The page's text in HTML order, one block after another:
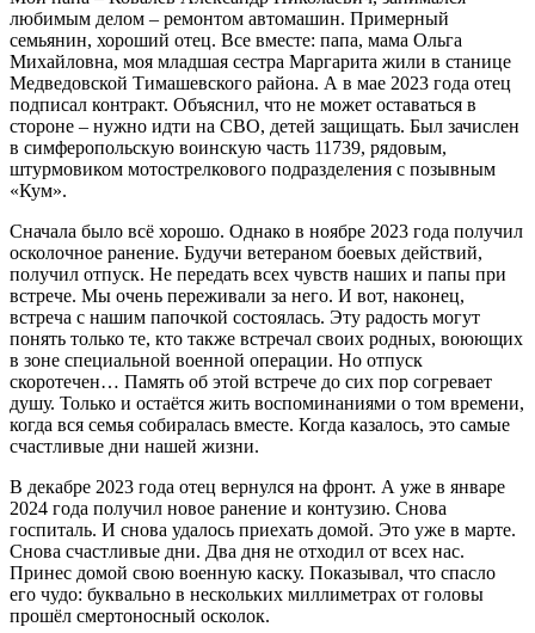
любимым делом – ремонтом автомашин. Примерный
семьянин, хороший отец. Все вместе: папа, мама Ольга
Михайловна, моя младшая сестра Маргарита жили в станице
Медведовской Тимашевского района. А в мае 2023 года отец
подписал контракт. Объяснил, что не может оставаться в
стороне – нужно идти на СВО, детей защищать. Был зачислен
в симферопольскую воинскую часть 11739, рядовым,
штурмовиком мотострелкового подразделения с позывным
«Кум».
Сначала было всё хорошо. Однако в ноябре 2023 года получил
осколочное ранение. Будучи ветераном боевых действий,
получил отпуск. Не передать всех чувств наших и папы при
встрече. Мы очень переживали за него. И вот, наконец,
встреча с нашим папочкой состоялась. Эту радость могут
понять только те, кто также встречал своих родных, воюющих
в зоне специальной военной операции. Но отпуск
скоротечен… Память об этой встрече до сих пор согревает
душу. Только и остаётся жить воспоминаниями о том времени,
когда вся семья собиралась вместе. Когда казалось, это самые
счастливые дни нашей жизни.
В декабре 2023 года отец вернулся на фронт. А уже в январе
2024 года получил новое ранение и контузию. Снова
госпиталь. И снова удалось приехать домой. Это уже в марте.
Снова счастливые дни. Два дня не отходил от всех нас.
Принес домой свою военную каску. Показывал, что спасло
его чудо: буквально в нескольких миллиметрах от головы
прошёл смертоносный осколок.